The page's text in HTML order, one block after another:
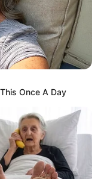
de melhor look da
do grupo.
Once A Day